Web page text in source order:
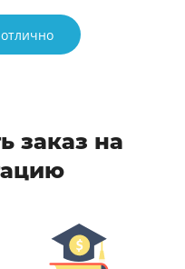
заказ на